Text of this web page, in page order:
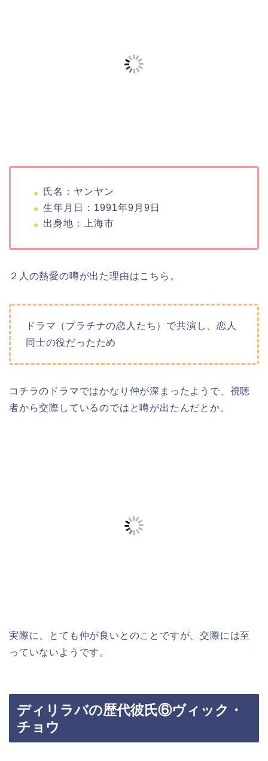
氏名：ヤンヤン
生年月日：1991年9月9日
出身地：上海市
２人の熱愛の噂が出た理由はこちら。
ドラマ（プラチナの恋人たち）で共演し、恋人
同士の役だったため
コチラのドラマではかなり仲が深まったようで、視聴
者から交際しているのではと噂が出たんだとか。
実際に、とても仲が良いとのことですが、交際には至
っていないようです。
ディリラバの歴代彼氏⑥ヴィック・
チョウ